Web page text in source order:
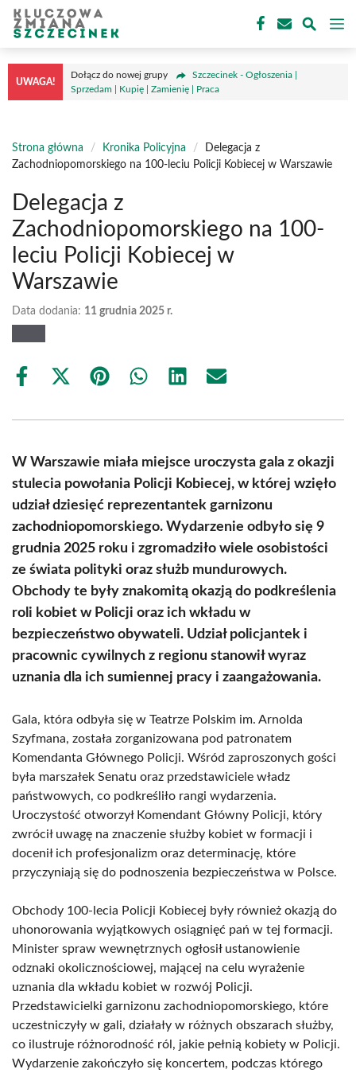
Przejdź
treści
UWAGA!
Dołącz do nowej grupy
Szczecinek - Ogłoszenia |
Sprzedam | Kupię | Zamienię | Praca
Strona główna / Kronika Policyjna /
Delegacja z
Zachodniopomorskiego na 100-leciu Policji Kobiecej w Warszawie
Delegacja z
Zachodniopomorskiego na 100-
leciu Policji Kobiecej w
Warszawie
Data dodania: 11 grudnia 2025 r.
Share
Share
(Twitter)
Share Share Share Share
W Warszawie miała miejsce uroczysta gala z okazji
stulecia powołania Policji Kobiecej, w której wzięło
udział dziesięć reprezentantek garnizonu
zachodniopomorskiego. Wydarzenie odbyło się 9
grudnia 2025 roku i zgromadziło wiele osobistości
ze świata polityki oraz służb mundurowych.
Obchody te były znakomitą okazją do podkreślenia
roli kobiet w Policji oraz ich wkładu w
bezpieczeństwo obywateli. Udział policjantek i
pracownic cywilnych z regionu stanowił wyraz
uznania dla ich sumiennej pracy i zaangażowania.
Gala, która odbyła się w Teatrze Polskim im. Arnolda
Szyfmana, została zorganizowana pod patronatem
Komendanta Głównego Policji. Wśród zaproszonych gości
była marszałek Senatu oraz przedstawiciele władz
państwowych, co podkreśliło rangi wydarzenia.
Uroczystość otworzył Komendant Główny Policji, który
zwrócił uwagę na znaczenie służby kobiet w formacji i
docenił ich profesjonalizm oraz determinację, które
przyczyniają się do podnoszenia bezpieczeństwa w Polsce.
Obchody 100-lecia Policji Kobiecej były również okazją do
uhonorowania wyjątkowych osiągnięć pań w tej formacji.
Minister spraw wewnętrznych ogłosił ustanowienie
odznaki okolicznościowej, mającej na celu wyrażenie
uznania dla wkładu kobiet w rozwój Policji.
Przedstawicielki garnizonu zachodniopomorskiego, które
uczestniczyły w gali, działały w różnych obszarach służby,
co ilustruje różnorodność ról, jakie pełnią kobiety w Policji.
Wydarzenie zakończyło się koncertem, podczas którego